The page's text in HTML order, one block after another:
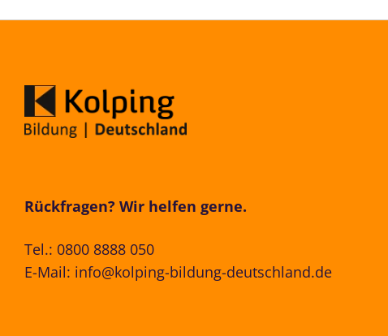
Rückfragen? Wir helfen gerne.
Tel.: 0800 8888 050
E-Mail: info@kolping-bildung-deutschland.de